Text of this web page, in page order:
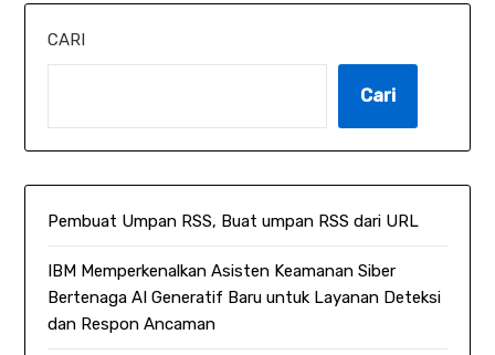
CARI
Cari
Pembuat Umpan RSS, Buat umpan RSS dari URL
IBM Memperkenalkan Asisten Keamanan Siber
Bertenaga AI Generatif Baru untuk Layanan Deteksi
dan Respon Ancaman